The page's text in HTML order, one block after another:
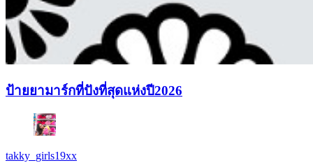
ป้ายยามาร์กที่ปังที่สุดแห่งปี2026
takky_girls19xx